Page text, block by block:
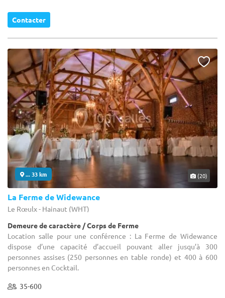
Contacter
... 33 km (20)
La Ferme de Widewance
Le Rœulx - Hainaut (WHT)
Demeure de caractère / Corps de Ferme
Location salle pour une conférence : La Ferme de Widewance
dispose d’une capacité d’accueil pouvant aller jusqu’à 300
personnes assises (250 personnes en table ronde) et 400 à 600
personnes en Cocktail.
35-600